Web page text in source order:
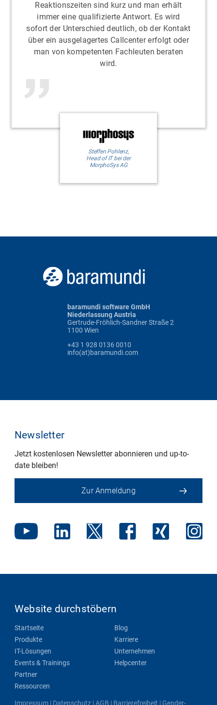
Reaktionszeiten sind kurz und man erhält
immer eine qualifizierte Antwort. Es wird
sofort der Unterschied deutlich, ob der Kontakt
über ein ausgelagertes Callcenter erfolgt oder
man von kompetenten Fachleuten beraten
wird.
Steffen Pohlenz,
Head of IT bei der
MorphoSys AG
baramundi software GmbH
Niederlassung Austria
Gertrude-Fröhlich-Sandner Straße 2
1100 Wien
+43 1 928 0136 0010
info(at)baramundi.com
Newsletter
Jetzt kostenlosen Newsletter abonnieren und up-to-
date bleiben!
Zur Anmeldung
Website durchstöbern
Startseite
Produkte
IT-Lösungen
Events & Trainings
Partner
Ressourcen
Blog
Karriere
Unternehmen
Helpcenter
Impressum | Datenschutz |AGB | Barrierefreiheit | Gender-